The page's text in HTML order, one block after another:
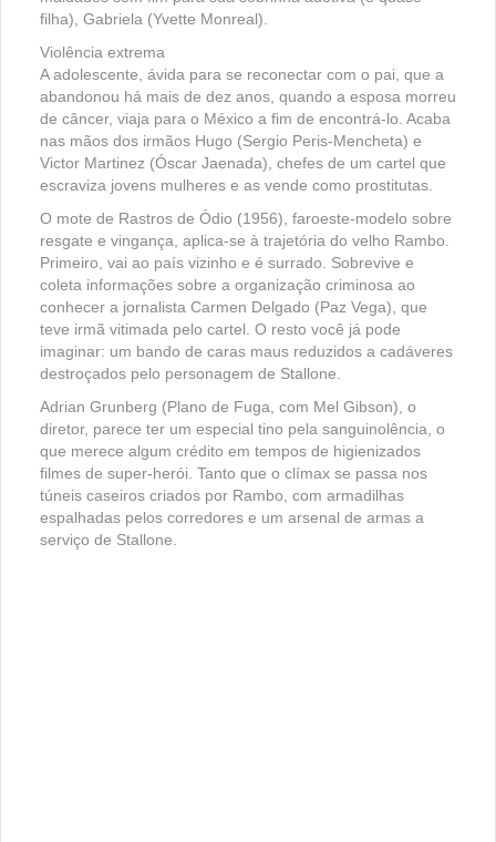
filha), Gabriela (Yvette Monreal).
Violência extrema
A adolescente, ávida para se reconectar com o pai, que a
abandonou há mais de dez anos, quando a esposa morreu
de câncer, viaja para o México a fim de encontrá-lo. Acaba
nas mãos dos irmãos Hugo (Sergio Peris-Mencheta) e
Victor Martinez (Óscar Jaenada), chefes de um cartel que
escraviza jovens mulheres e as vende como prostitutas.
O mote de Rastros de Ódio (1956), faroeste-modelo sobre
resgate e vingança, aplica-se à trajetória do velho Rambo.
Primeiro, vai ao país vizinho e é surrado. Sobrevive e
coleta informações sobre a organização criminosa ao
conhecer a jornalista Carmen Delgado (Paz Vega), que
teve irmã vitimada pelo cartel. O resto você já pode
imaginar: um bando de caras maus reduzidos a cadáveres
destroçados pelo personagem de Stallone.
Adrian Grunberg (Plano de Fuga, com Mel Gibson), o
diretor, parece ter um especial tino pela sanguinolência, o
que merece algum crédito em tempos de higienizados
filmes de super-herói. Tanto que o clímax se passa nos
túneis caseiros criados por Rambo, com armadilhas
espalhadas pelos corredores e um arsenal de armas a
serviço de Stallone.